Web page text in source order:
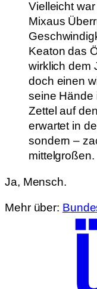
Vielleicht
Mixaus
Keaton das
wirklich dem
doch einen
seine Hände
Zettel auf
erwartet in
sondern –
mittelgroßen.
Ja, Mensch.
Mehr über: